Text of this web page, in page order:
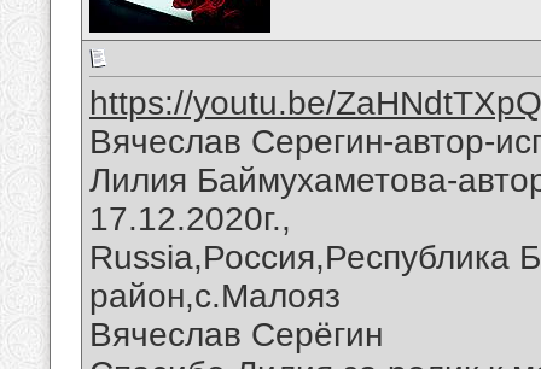
https://youtu.be/
Вячеслав Серегин-автор-
Лилия Баймухаметова-
17.12.2020г.,
Russia,Россия,Республика
район,с.Малояз
Вячеслав Серёгин